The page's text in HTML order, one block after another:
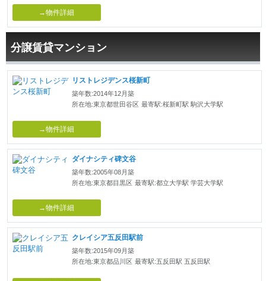
→物件詳細
分譲賃貸マンション
リストレジデンス桜新町
築年数:2014年12月築
所在地:東京都世田谷区 最寄駅:桜新町駅 駒沢大学駅
→物件詳細
ダイナシティ碑文谷
築年数:2005年08月築
所在地:東京都目黒区 最寄駅:都立大学駅 学芸大学駅
→物件詳細
クレイシア五反田駅前
築年数:2015年09月築
所在地:東京都品川区 最寄駅:五反田駅 五反田駅